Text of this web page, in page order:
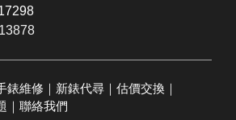
錶維修 ｜ 新錶代尋 ｜ 估價交換 ｜
｜ 聯絡我們